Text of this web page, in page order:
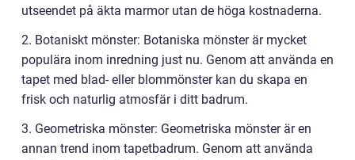
utseendet på äkta marmor utan de höga kostnaderna.
2. Botaniskt mönster: Botaniska mönster är mycket
populära inom inredning just nu. Genom att använda en
tapet med blad- eller blommönster kan du skapa en
frisk och naturlig atmosfär i ditt badrum.
3. Geometriska mönster: Geometriska mönster är en
annan trend inom tapetbadrum. Genom att använda